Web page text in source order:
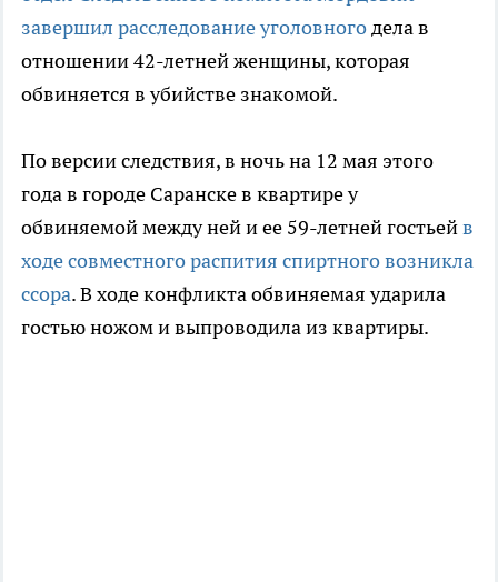
завершил расследование уголовногодела в
отношении 42-летней женщины, которая
обвиняется в убийстве знакомой.
По версии следствия, в ночь на 12 мая этого
года в городе Саранске в квартире у
обвиняемой между ней и ее 59-летней гостьейв
ходе совместного распития спиртного возникла
ссора. В ходе конфликта обвиняемая ударила
гостью ножом и выпроводила из квартиры.